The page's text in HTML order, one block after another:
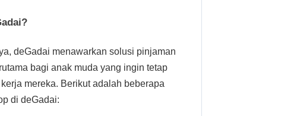
deGadai menawarkan solusi pinjaman
bagi anak muda yang ingin tetap
mereka. Berikut adalah beberapa
di deGadai: